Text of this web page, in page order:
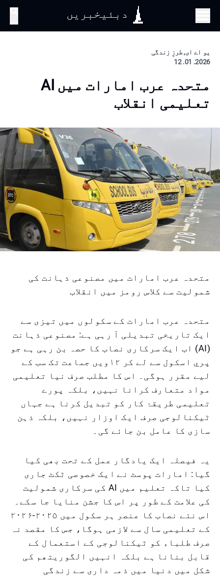
دبئیخبریں
یو اے ای, طرزِ زندگی
2026. 01. 12
متحدہ عرب امارات میں AI
تعلیمی انقلاب
متحدہ عرب امارات میں مصنوعی ذہانت کی
شمولیت سے کلاس رومز میں انقلاب
متحدہ عرب امارات کے سکولوں میں تیزی سے
ایک تاریخی تبدیلی آ رہی ہے: مصنوعی ذہانت
(AI) اب ایک سرکاری نصاب کا حصہ بن رہی ہے جو
پري اسکول سے لے کر ۱۲ويں جماعت تک سب کے
لیے مقرر ہوگی۔ اس کا مطلب صرف نیا تعلیمی
مواد متعارف کرانا نہیں، بلکہ پورے
تعلیمی طریقۂ کار کو تبدیل کرنا ہے جہاں
ٹیکنالوجی صرف ایک اوزار نہیں، بلکہ ذہن
سازی کا عامل بن جائے گی۔
یہ فیصلہ ایک یادگار عمل کے تحت بھی کیا
گیا: امارات پوسٹ نے ایک خصوصی ٹکٹ جاری
کیا تاکہ تعلیم میں AI کی سرکاری شمولیت
کی علامت کے طور پر اس کا جشن منایا جا سکے۔
اس نئے نصاب کا عنصر ہر سکول میں ۲۰۲۵-۲۰۲۶
کے تعلیمی سال سے لازمی ہوگا، جس کا مقصد نہ
صرف طلباء کو ٹیکنالوجی کے استعمال کے
قابل بنانا ہے بلکہ انہیں الگوریتھم کی
شکل میں دنیا میں ذمہ داری سے زندگی